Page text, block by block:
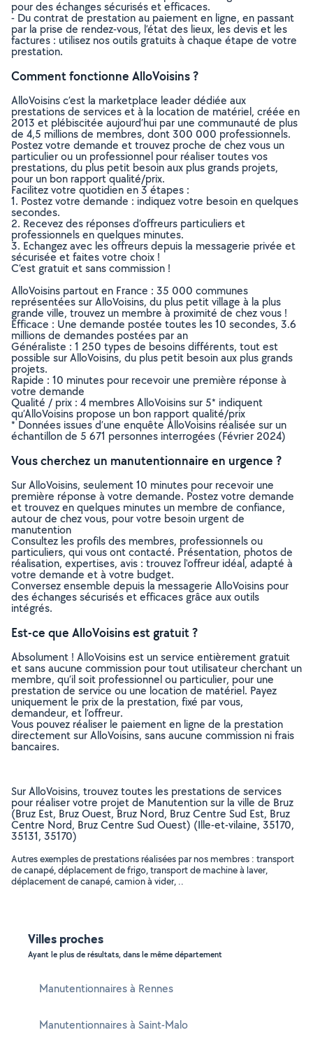
pour des échanges sécurisés et efficaces.
- Du contrat de prestation au paiement en ligne, en passant
par la prise de rendez-vous, l’état des lieux, les devis et les
factures : utilisez nos outils gratuits à chaque étape de votre
prestation.
Comment fonctionne AlloVoisins ?
AlloVoisins c’est la marketplace leader dédiée aux
prestations de services et à la location de matériel, créée en
2013 et plébiscitée aujourd’hui par une communauté de plus
de 4,5 millions de membres, dont 300 000 professionnels.
Postez votre demande et trouvez proche de chez vous un
particulier ou un professionnel pour réaliser toutes vos
prestations, du plus petit besoin aux plus grands projets,
pour un bon rapport qualité/prix.
Facilitez votre quotidien en 3 étapes :
1. Postez votre demande : indiquez votre besoin en quelques
secondes.
2. Recevez des réponses d’offreurs particuliers et
professionnels en quelques minutes.
3. Echangez avec les offreurs depuis la messagerie privée et
sécurisée et faites votre choix !
C’est gratuit et sans commission !
AlloVoisins partout en France : 35 000 communes
représentées sur AlloVoisins, du plus petit village à la plus
grande ville, trouvez un membre à proximité de chez vous !
Efficace : Une demande postée toutes les 10 secondes, 3.6
millions de demandes postées par an
Généraliste : 1 250 types de besoins différents, tout est
possible sur AlloVoisins, du plus petit besoin aux plus grands
projets.
Rapide : 10 minutes pour recevoir une première réponse à
votre demande
Qualité / prix : 4 membres AlloVoisins sur 5* indiquent
qu’AlloVoisins propose un bon rapport qualité/prix
* Données issues d’une enquête AlloVoisins réalisée sur un
échantillon de 5 671 personnes interrogées (Février 2024)
Vous cherchez un manutentionnaire en urgence ?
Sur AlloVoisins, seulement 10 minutes pour recevoir une
première réponse à votre demande. Postez votre demande
et trouvez en quelques minutes un membre de confiance,
autour de chez vous, pour votre besoin urgent de
manutention
Consultez les profils des membres, professionnels ou
particuliers, qui vous ont contacté. Présentation, photos de
réalisation, expertises, avis : trouvez l'offreur idéal, adapté à
votre demande et à votre budget.
Conversez ensemble depuis la messagerie AlloVoisins pour
des échanges sécurisés et efficaces grâce aux outils
intégrés.
Est-ce que AlloVoisins est gratuit ?
Absolument ! AlloVoisins est un service entièrement gratuit
et sans aucune commission pour tout utilisateur cherchant un
membre, qu’il soit professionnel ou particulier, pour une
prestation de service ou une location de matériel. Payez
uniquement le prix de la prestation, fixé par vous,
demandeur, et l’offreur.
Vous pouvez réaliser le paiement en ligne de la prestation
directement sur AlloVoisins, sans aucune commission ni frais
bancaires.
Sur AlloVoisins, trouvez toutes les prestations de services
pour réaliser votre projet de Manutention sur la ville de Bruz
(Bruz Est, Bruz Ouest, Bruz Nord, Bruz Centre Sud Est, Bruz
Centre Nord, Bruz Centre Sud Ouest) (Ille-et-vilaine, 35170,
35131, 35170)
Autres exemples de prestations réalisées par nos membres : transport
de canapé, déplacement de frigo, transport de machine à laver,
déplacement de canapé, camion à vider, ..
Villes proches
Ayant le plus de résultats, dans le même département
Manutentionnaires à Rennes
Manutentionnaires à Saint-Malo